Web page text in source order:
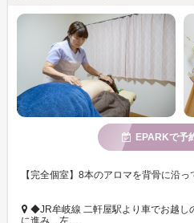
EPARKで予
◆JR牟岐線 二軒屋駅より車でお越し